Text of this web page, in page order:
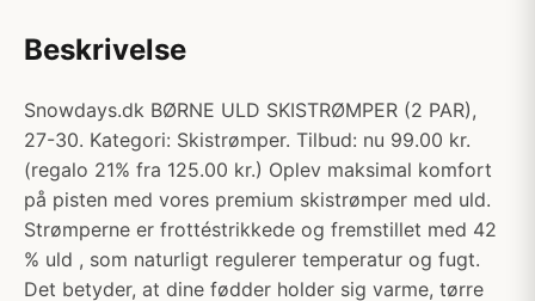
Beskrivelse
Snowdays.dk BØRNE ULD SKISTRØMPER (2 PAR),
27-30. Kategori: Skistrømper. Tilbud: nu 99.00 kr.
(regalo 21% fra 125.00 kr.) Oplev maksimal komfort
på pisten med vores premium skistrømper med uld.
Strømperne er frottéstrikkede og fremstillet med 42
% uld , som naturligt regulerer temperatur og fugt.
Det betyder, at dine fødder holder sig varme, tørre